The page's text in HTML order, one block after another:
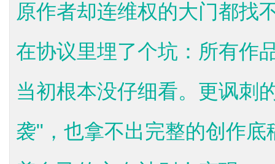
原作者却连维权的大门都
在协议里埋了个坑：所有作
当初根本没仔细看。更讽刺
袭"，也拿不出完整的创作